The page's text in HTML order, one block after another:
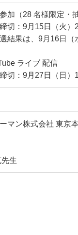
加（28 名様限定・抽
切：9月15日（火）
結果は、9月16日（
ライブ 配信
切：9月27日（日
マン株式会社 東京
先生